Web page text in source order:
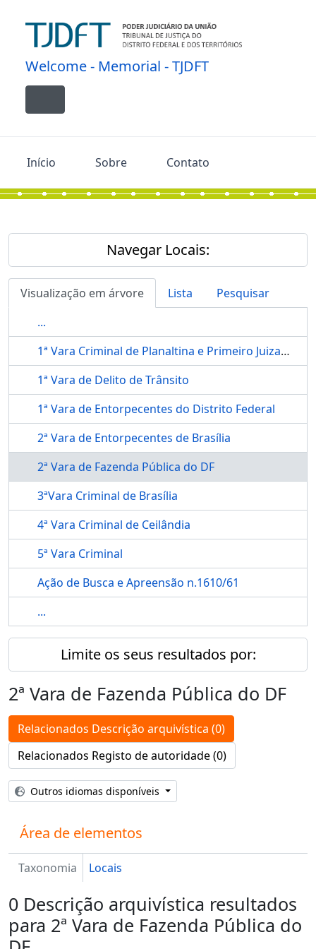
Welcome - Memorial - TJDFT
Toggle navigation
Início Sobre Contato
Navegar Locais:
Visualização em árvore Lista
Pesquisar
...
1ª Vara Criminal de Planaltina e Primeiro Juizado Criminal
1ª Vara de Delito de Trânsito
1ª Vara de Entorpecentes do Distrito Federal
2ª Vara de Entorpecentes de Brasília
2ª Vara de Fazenda Pública do DF
3ªVara Criminal de Brasília
4ª Vara Criminal de Ceilândia
5ª Vara Criminal
Ação de Busca e Apreensão n.1610/61
...
Limite os seus resultados por:
2ª Vara de Fazenda Pública do DF
Relacionados Descrição arquivística (0)
Relacionados Registo de autoridade (0)
Outros idiomas disponíveis
Área de elementos
Taxonomia Locais
0 Descrição arquivística resultados
para 2ª Vara de Fazenda Pública do